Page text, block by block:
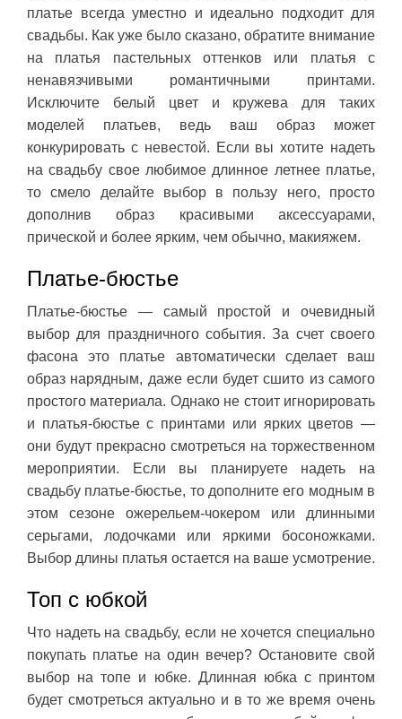
платье всегда уместно и идеально подходит для
свадьбы. Как уже было сказано, обратите внимание
на платья пастельных оттенков или платья с
ненавязчивыми романтичными принтами.
Исключите белый цвет и кружева для таких
моделей платьев, ведь ваш образ может
конкурировать с невестой. Если вы хотите надеть
на свадьбу свое любимое длинное летнее платье,
то смело делайте выбор в пользу него, просто
дополнив образ красивыми аксессуарами,
прической и более ярким, чем обычно, макияжем.
Платье-бюстье
Платье-бюстье — самый простой и очевидный
выбор для праздничного события. За счет своего
фасона это платье автоматически сделает ваш
образ нарядным, даже если будет сшито из самого
простого материала. Однако не стоит игнорировать
и платья-бюстье с принтами или ярких цветов —
они будут прекрасно смотреться на торжественном
мероприятии. Если вы планируете надеть на
свадьбу платье-бюстье, то дополните его модным в
этом сезоне ожерельем-чокером или длинными
серьгами, лодочками или яркими босоножками.
Выбор длины платья остается на ваше усмотрение.
Топ с юбкой
Что надеть на свадьбу, если не хочется специально
покупать платье на один вечер? Остановите свой
выбор на топе и юбке. Длинная юбка с принтом
будет смотреться актуально и в то же время очень